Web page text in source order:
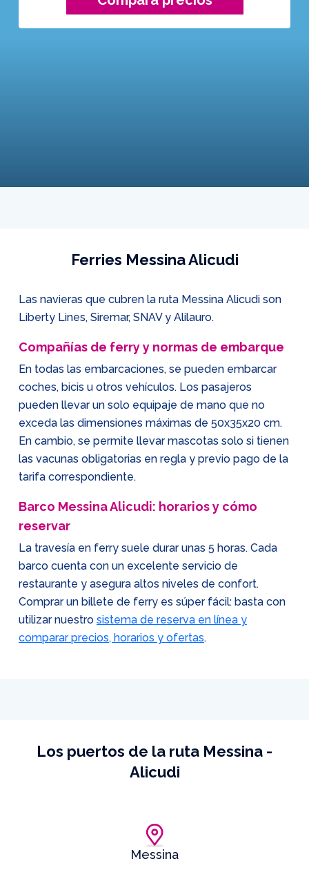
Ferries Messina Alicudi
Las navieras que cubren la ruta Messina Alicudi son
Liberty Lines, Siremar, SNAV y Alilauro.
Compañías de ferry y normas de embarque
En todas las embarcaciones, se pueden embarcar
coches, bicis u otros vehículos. Los pasajeros
pueden llevar un solo equipaje de mano que no
exceda las dimensiones máximas de 50x35x20 cm.
En cambio, se permite llevar mascotas solo si tienen
las vacunas obligatorias en regla y previo pago de la
tarifa correspondiente.
Barco Messina Alicudi: horarios y cómo
reservar
La travesía en ferry suele durar unas 5 horas. Cada
barco cuenta con un excelente servicio de
restaurante y asegura altos niveles de confort.
Comprar un billete de ferry es súper fácil: basta con
utilizar nuestro sistema de reserva en línea y
comparar precios, horarios y ofertas.
Los puertos de la ruta Messina -
Alicudi
Messina